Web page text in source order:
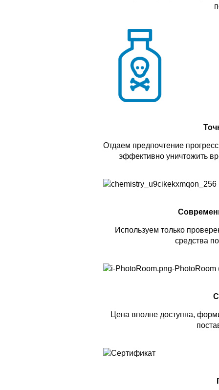
Отдаем предпочтение
эффективно уничтожить
Используем только
средства
Цена вполне доступна,